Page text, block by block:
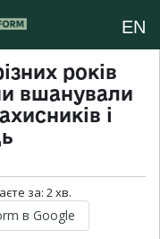
EN
років
вшанували
і
за: 2хв.
в Google